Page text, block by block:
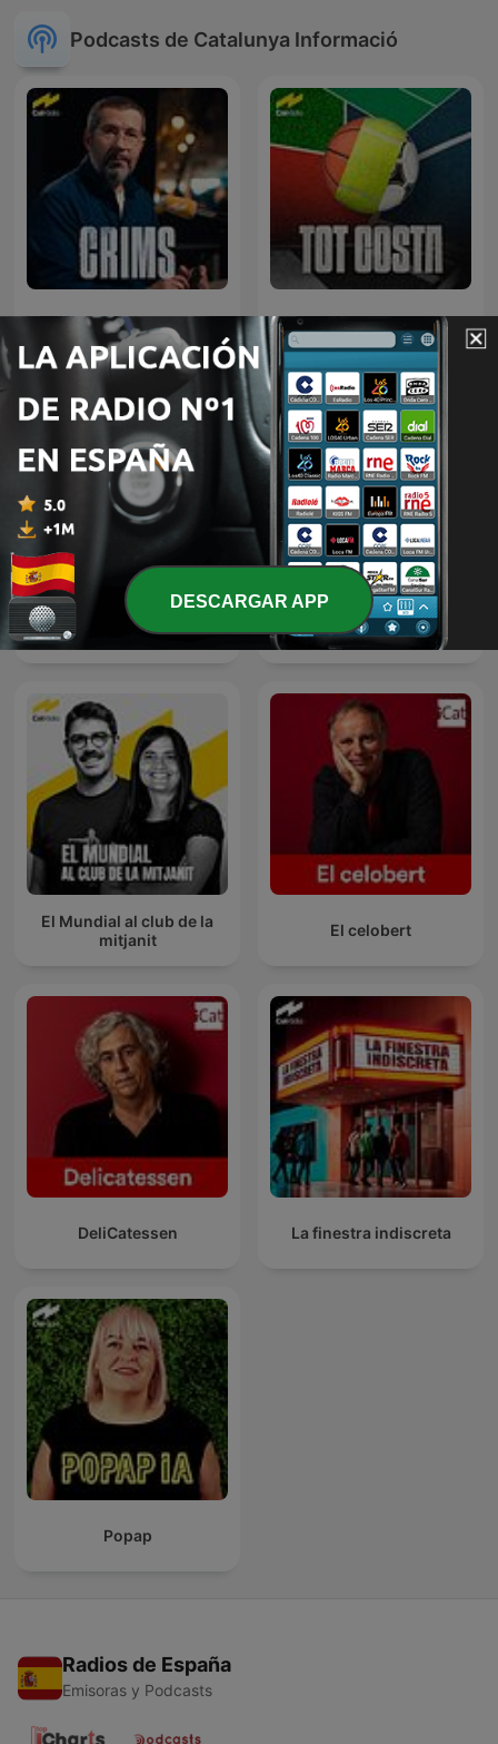
Podcasts de Catalunya Informació
Crims Tot costa
L'ofici de viure La nit dels ignorants
El Mundial al club de la
mitjanit
El celobert
DeliCatessen La finestra indiscreta
Popap
Radios de España
Emisoras y Podcasts
DESCARGAR APP